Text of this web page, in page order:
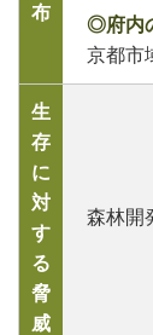
布
◎府内
京都市
生
存
に
対
す
る
脅
威
森林開